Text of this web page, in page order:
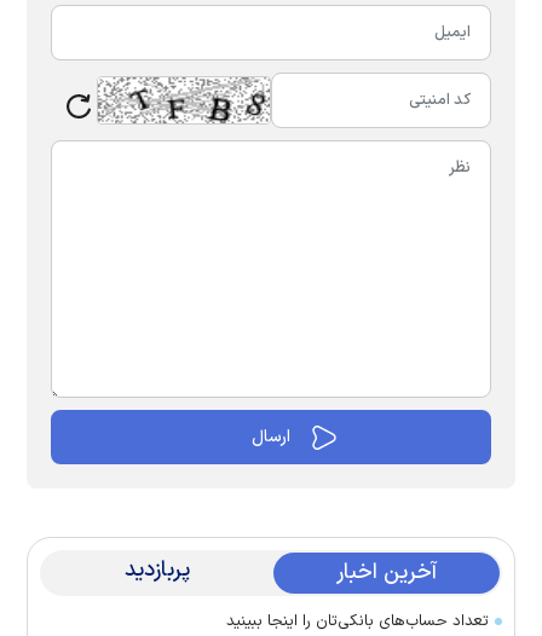
آخرین اخبار پربازدید
تعداد حساب‌های بانکی‌تان را اینجا ببینید